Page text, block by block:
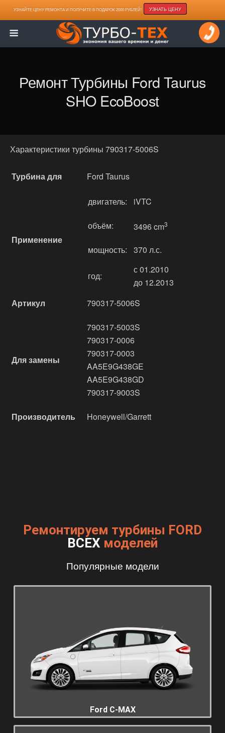
УЗНАЙТЕ ЦЕНУ РЕМОНТА И ПОЛУЧИТЕ В ПОДАРОК 2000 РУБЛЕЙ! УЗНАТЬ ЦЕНУ
Ремонт Турбины Ford Taurus
SHO EcoBoost
Характеристики турбины 790317-5006S
Турбина для Ford Taurus
Применение
двигатель: iVTC
объём: 3496 cm3
мощность: 370 л.с.
год:
с 01.2010
до 12.2013
Артикул
790317-5006S
Для замены
790317-5003S
790317-0006
790317-0003
AA5E9G438GE
AA5E9G438GD
790317-9003S
Производитель Honeywell/Garrett
Ремонтируем турбины FORD
ВСЕХ моделей
Популярные модели
Ford C-MAX